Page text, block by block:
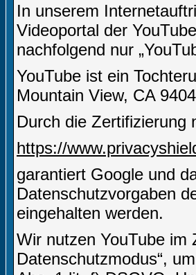
In unserem
Videoportal der
nachfolgend nur
YouTube ist ein
Mountain View, CA
Durch die Zertifizierung
https://
garantiert Google und
Datenschutzvorgaben
eingehalten werden.
Wir nutzen YouTube im
Datenschutzmodus“,